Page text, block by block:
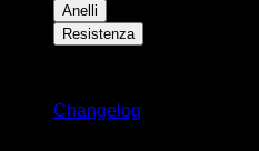
Anelli
Resistenza
Changelog